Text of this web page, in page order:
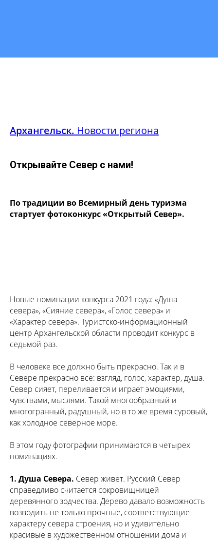
Архангельск. Новости региона
Открывайте Север с нами!
По традиции во Всемирный день туризма
стартует фотоконкурс «Открытый Север».
Новые номинации конкурса 2021 года: «Душа
севера», «Сияние севера», «Голос севера» и
«Характер севера». Туристско-информационный
центр Архангельской области проводит конкурс в
седьмой раз.
В человеке все должно быть прекрасно. Так и в
Севере прекрасно все: взгляд, голос, характер, душа.
Север сияет, переливается и играет эмоциями,
чувствами, мыслями. Такой многообразный и
многогранный, радушный, но в то же время суровый,
как холодное северное море.
В этом году фотографии принимаются в четырех
номинациях.
1. Душа Севера. Север живет. Русский Север
справедливо считается сокровищницей
деревянного зодчества. Дерево давало возможность
возводить не только прочные, соответствующие
характеру севера строения, но и удивительно
красивые в художественном отношении дома и